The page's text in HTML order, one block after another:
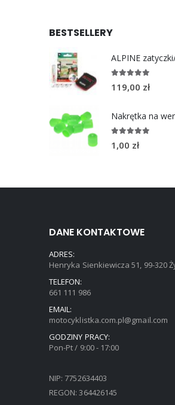
BESTSELLERY
out of 5
119,00 zł
Nakrętka na
out of 5
1,00 zł
DANE KONTAKTOWE
ADRES:
Henryka Sienkiewicza 51, 99-320
TELEFON:
661 111 986
EMAIL:
motocyklistka.com.pl@gmail.com
GODZINY PRACY:
Pon-Pt / 9:00 - 17:00
NIP: 7752634403
REGON: 364426145